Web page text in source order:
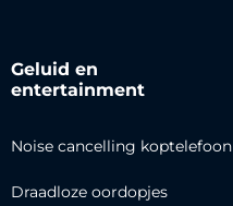
Geluid en
entertainment
Noise cancelling koptelefoon
Draadloze oordopjes